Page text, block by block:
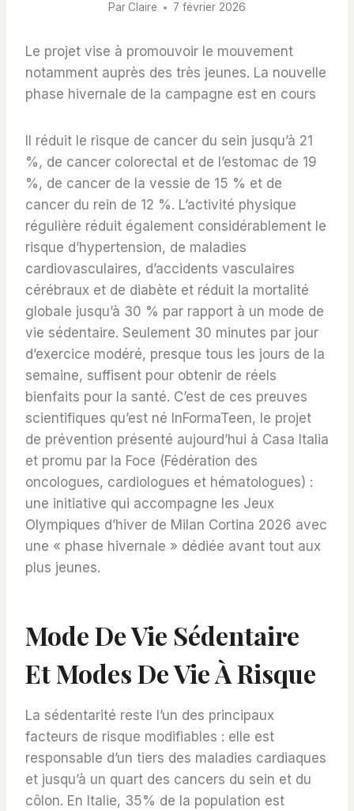
Par Claire 7 février 2026
Le projet vise à promouvoir le mouvement
notamment auprès des très jeunes. La nouvelle
phase hivernale de la campagne est en cours
Il réduit le risque de cancer du sein jusqu’à 21
%, de cancer colorectal et de l’estomac de 19
%, de cancer de la vessie de 15 % et de
cancer du rein de 12 %. L’activité physique
régulière réduit également considérablement le
risque d’hypertension, de maladies
cardiovasculaires, d’accidents vasculaires
cérébraux et de diabète et réduit la mortalité
globale jusqu’à 30 % par rapport à un mode de
vie sédentaire. Seulement 30 minutes par jour
d’exercice modéré, presque tous les jours de la
semaine, suffisent pour obtenir de réels
bienfaits pour la santé. C’est de ces preuves
scientifiques qu’est né InFormaTeen, le projet
de prévention présenté aujourd’hui à Casa Italia
et promu par la Foce (Fédération des
oncologues, cardiologues et hématologues) :
une initiative qui accompagne les Jeux
Olympiques d’hiver de Milan Cortina 2026 avec
une « phase hivernale » dédiée avant tout aux
plus jeunes.
Mode De Vie Sédentaire
Et Modes De Vie À Risque
La sédentarité reste l’un des principaux
facteurs de risque modifiables : elle est
responsable d’un tiers des maladies cardiaques
et jusqu’à un quart des cancers du sein et du
côlon. En Italie, 35% de la population est